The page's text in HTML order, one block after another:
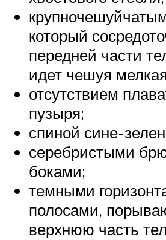
который
передней части
идет чешуя
отсутствием
пузыря;
спиной сине-
серебристыми
боками;
темными
полосами,
верхнюю часть